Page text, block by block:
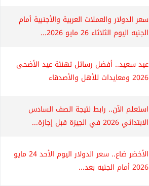
سعر الدولار والعملات العربية والأجنبية أمام
الجنيه اليوم الثلاثاء 26 مايو 2026...
عيد سعيد.. أفضل رسائل تهنئة عيد الأضحى
2026 ومعايدات للأهل والأصدقاء
استعلم الآن.. رابط نتيجة الصف السادس
الابتدائي 2026 في الجيزة قبل إجازة...
الأخضر ضاع.. سعر الدولار اليوم الأحد 24 مايو
2026 أمام الجنيه بعد...